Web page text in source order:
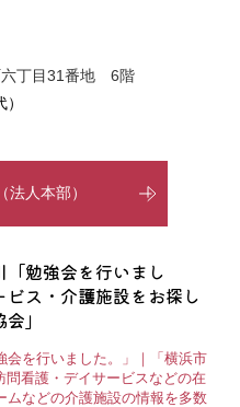
六丁目31番地 6階
法人本部）
勉強会を行いまし
ス・介護施設をお探し
」
会を行いました。」｜「横浜市
看護・デイサービスなどの在
ムなどの介護施設の情報を多数